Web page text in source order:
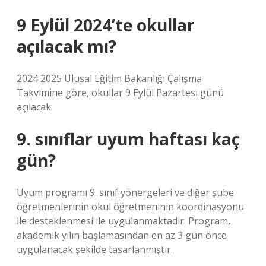
9 Eylül 2024’te okullar
açılacak mı?
2024 2025 Ulusal Eğitim Bakanlığı Çalışma
Takvimine göre, okullar 9 Eylül Pazartesi günü
açılacak.
9. sınıflar uyum haftası kaç
gün?
Uyum programı 9. sınıf yönergeleri ve diğer şube
öğretmenlerinin okul öğretmeninin koordinasyonu
ile desteklenmesi ile uygulanmaktadır. Program,
akademik yılın başlamasından en az 3 gün önce
uygulanacak şekilde tasarlanmıştır.